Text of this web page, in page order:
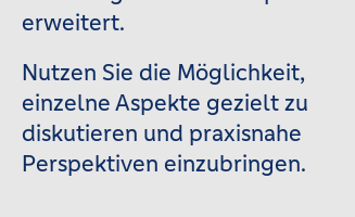
erweitert.
Nutzen Sie die Möglichkeit,
einzelne Aspekte gezielt zu
diskutieren und praxisnahe
Perspektiven einzubringen.